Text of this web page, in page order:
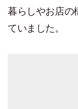
暮らしやお店の
ていました。